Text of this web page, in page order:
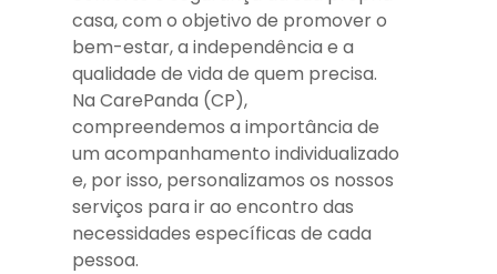
casa, com o objetivo de promover o
bem-estar, a independência e a
qualidade de vida de quem precisa.
Na CarePanda (CP),
compreendemos a importância de
um acompanhamento individualizado
e, por isso, personalizamos os nossos
serviços para ir ao encontro das
necessidades específicas de cada
pessoa.